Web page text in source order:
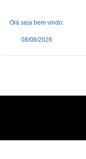
Olá seja bem vindo:
08/08/2026